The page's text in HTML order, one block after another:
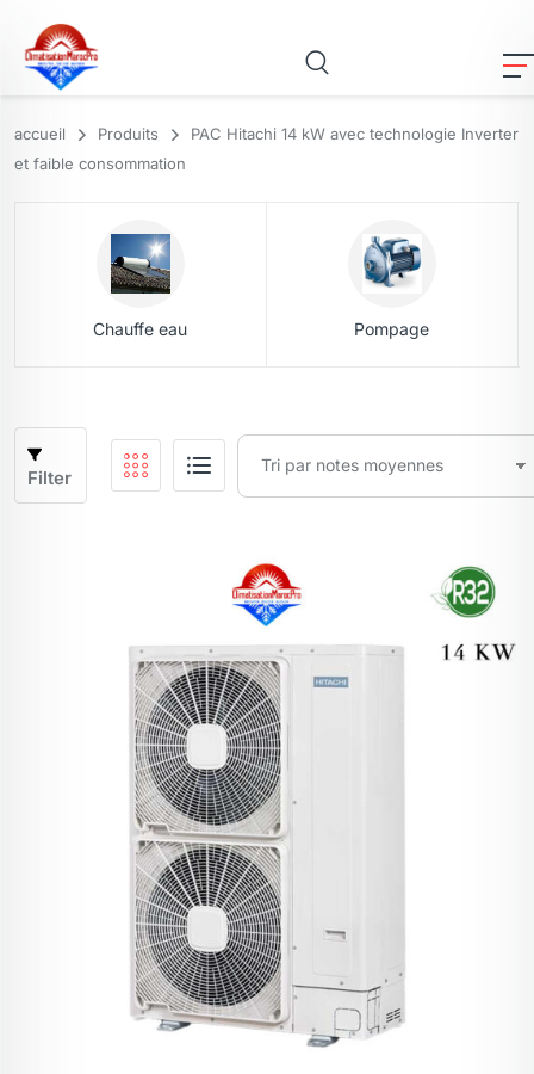
accueil Produits
PAC Hitachi 14 kW avec technologie Inverter
et faible consommation
Chauffe eau Pompage
Filter